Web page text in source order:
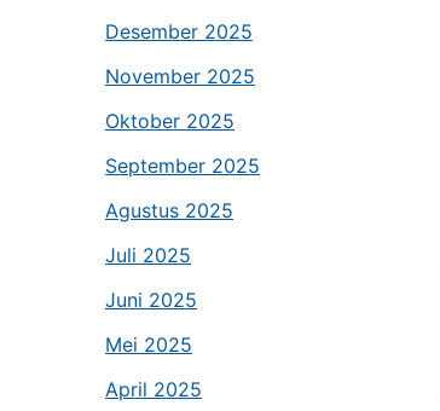
Desember 2025
November 2025
Oktober 2025
September 2025
Agustus 2025
Juli 2025
Juni 2025
Mei 2025
April 2025